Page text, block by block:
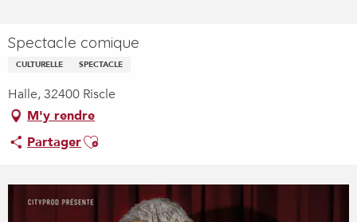
Spectacle comique
CULTURELLE SPECTACLE
Halle, 32400 Riscle
M'y rendre
PartagerAjouter aux favoris